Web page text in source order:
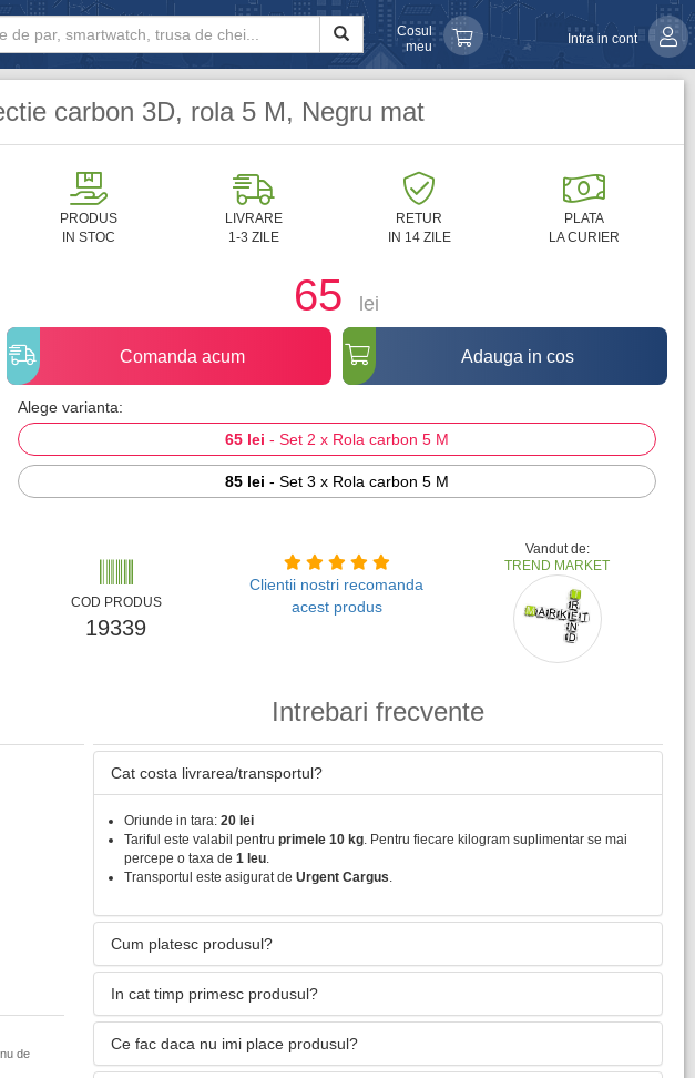
Cosul
meu
Intra in cont
carbon 3D, rola 5 M, Negru mat
PRODUS
IN STOC
LIVRARE
1-3 ZILE
RETUR
IN 14 ZILE
PLATA
LA CURIER
65 lei
Comanda acum Adauga in cos
Alege varianta:
65 lei - Set 2 x Rola carbon 5 M
85 lei - Set 3 x Rola carbon 5 M
COD PRODUS
19339
Clientii nostri recomanda
acest produs
Vandut de:
TREND MARKET
de
Intrebari frecvente
Cat costa livrarea/transportul?
Oriunde in tara: 20 lei
Tariful este valabil pentru primele 10 kg. Pentru fiecare kilogram suplimentar se mai
percepe o taxa de 1 leu.
Transportul este asigurat de Urgent Cargus.
Cum platesc produsul?
In cat timp primesc produsul?
Ce fac daca nu imi place produsul?